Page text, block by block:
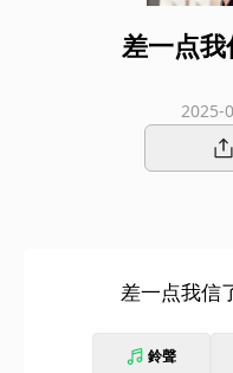
差一点
2025-
差一点我信
鈴聲